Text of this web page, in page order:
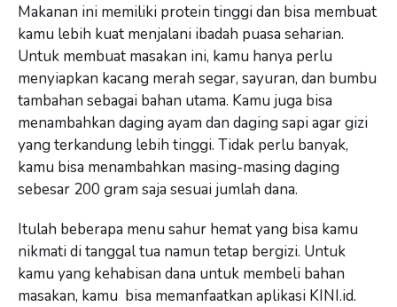
Makanan ini memiliki protein tinggi dan bisa membuat
kamu lebih kuat menjalani ibadah puasa seharian.
Untuk membuat masakan ini, kamu hanya perlu
menyiapkan kacang merah segar, sayuran, dan bumbu
tambahan sebagai bahan utama. Kamu juga bisa
menambahkan daging ayam dan daging sapi agar gizi
yang terkandung lebih tinggi. Tidak perlu banyak,
kamu bisa menambahkan masing-masing daging
sebesar 200 gram saja sesuai jumlah dana.
Itulah beberapa menu sahur hemat yang bisa kamu
nikmati di tanggal tua namun tetap bergizi. Untuk
kamu yang kehabisan dana untuk membeli bahan
masakan, kamu bisa memanfaatkan aplikasi KINI.id.